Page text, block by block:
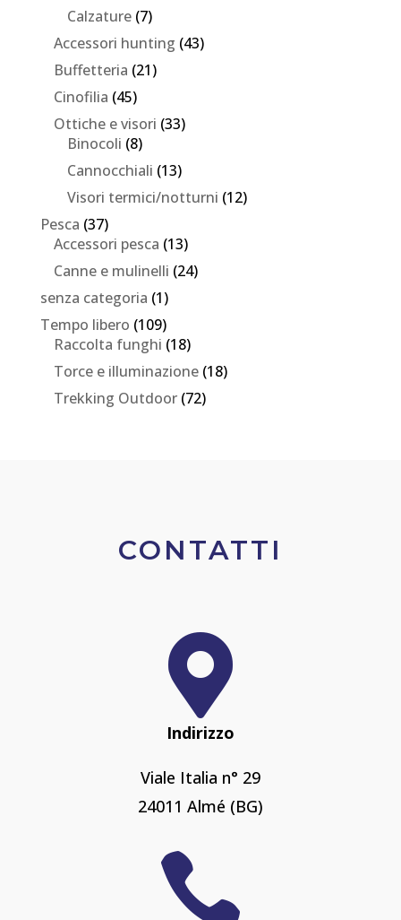
Calzature (7)
Accessori hunting (43)
Buffetteria (21)
Cinofilia (45)
Ottiche e visori (33)
Binocoli (8)
Cannocchiali (13)
Visori termici/notturni (12)
Pesca (37)
Accessori pesca (13)
Canne e mulinelli (24)
senza categoria (1)
Tempo libero (109)
Raccolta funghi (18)
Torce e illuminazione (18)
Trekking Outdoor (72)
CONTATTI

Indirizzo
Viale Italia n° 29
24011 Almé (BG)
